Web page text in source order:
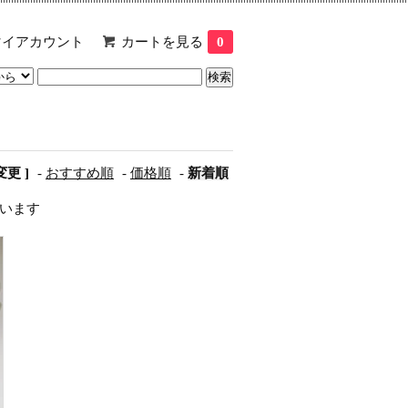
アカウント カートを見る 0
更 ] - おすすめ順 - 価格順 - 新着順
ます